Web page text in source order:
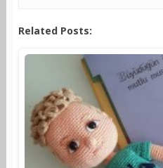
Related Posts: